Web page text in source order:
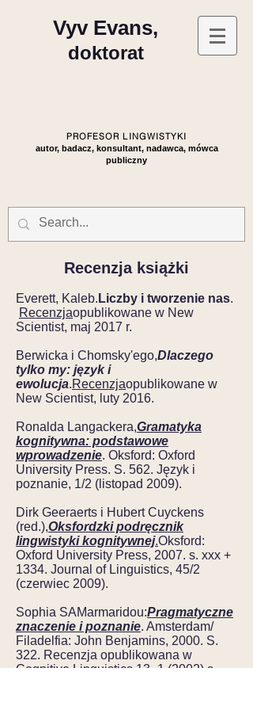
Vyv Evans,
doktorat
PROFESOR LINGWISTYKI
autor, badacz, konsultant, nadawca, mówca
publiczny
Recenzja książki
Everett, Kaleb. Liczby i tworzenie nas.
Recenzjaopublikowane w New
Scientist, maj 2017 r.
Berwicka i Chomsky'ego,Dlaczego
tylko my: język i
ewolucja.Recenzjaopublikowane w
New Scientist, luty 2016.
Ronalda Langackera,Gramatyka
kognitywna: podstawowe
wprowadzenie. Oksford: Oxford
University Press. S. 562. Język i
poznanie, 1/2 (listopad 2009).
Dirk Geeraerts i Hubert Cuyckens
(red.),Oksfordzki podręcznik
lingwistyki kognitywnej.Oksford:
Oxford University Press, 2007. s. xxx +
1334. Journal of Linguistics, 45/2
(czerwiec 2009).
Sophia SAMarmaridou:Pragmatyczne
znaczenie i poznanie. Amsterdam/
Filadelfia: John Benjamins, 2000. S.
322. Recenzja opublikowana w
Cognitive Linguistics 13–1 (2002) s.